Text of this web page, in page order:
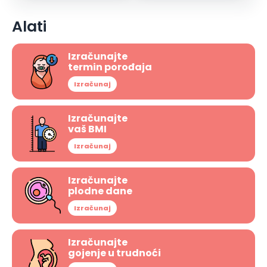
Alati
Izračunajte
termin porođaja
Izračunaj
Izračunajte
vaš BMI
Izračunaj
Izračunajte
plodne dane
Izračunaj
Izračunajte
gojenje u trudnoći